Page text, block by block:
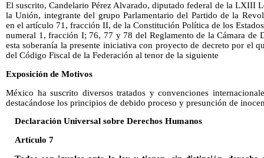
El suscrito, Candelario Pérez Alvarado, diputado federal de la LXIII
la Unión, integrante del grupo Parlamentario del Partido de la
en el artículo 71, fracción II, de la Constitución Política de los
numeral 1, fracción I; 76, 77 y 78 del Reglamento de la Cámara de
esta soberanía la presente iniciativa con proyecto de decreto por el
del Código Fiscal de la Federación al tenor de la siguiente
Exposición de Motivos
México ha suscrito diversos tratados y convenciones
destacándose los principios de debido proceso y presunción de
Declaración Universal sobre Derechos Humanos
Artículo 7